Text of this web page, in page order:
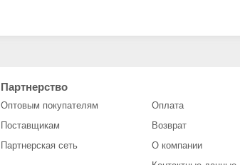
Партнерство
Оптовым покупателям
Поставщикам
Партнерская сеть
Оплата
Возврат
О компании